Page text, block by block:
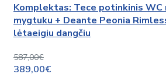
Komplektas: Tece potinkinis WC
mygtuku + Deante Peonia
lėtaeigiu dangčiu
587,00€
389,00€